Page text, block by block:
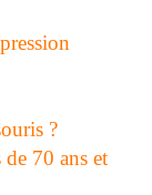
?
70 ans et